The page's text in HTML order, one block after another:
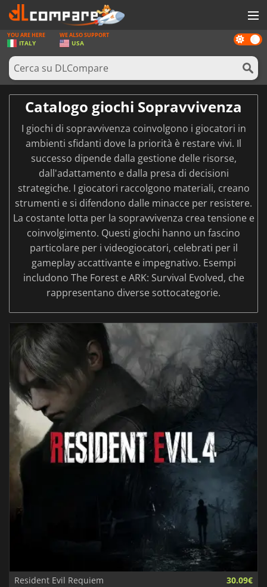
GIOCHI
PREPAGATE
SOFTWARE
REWARDS
HARDWARE
NOTIZIE
ACCEDI O REGISTRATI
Dark
mode
YOU ARE HERE
ITALY
WE ALSO SUPPORT
USA
Catalogo giochi Sopravvivenza
I giochi di sopravvivenza coinvolgono i giocatori in
ambienti sfidanti dove la priorità è restare vivi. Il
successo dipende dalla gestione delle risorse,
dall'adattamento e dalla presa di decisioni
strategiche. I giocatori raccolgono materiali, creano
strumenti e si difendono dalle minacce per resistere.
La costante lotta per la sopravvivenza crea tensione e
coinvolgimento. Questi giochi hanno un fascino
particolare per i videogiocatori, celebrati per il
gameplay accattivante e impegnativo. Esempi
includono The Forest e ARK: Survival Evolved, che
rappresentano diverse sottocategorie.
Resident Evil Requiem
30.09€